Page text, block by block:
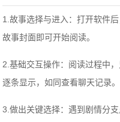
1.故事选择与进入：打开软件
故事封面即可开始阅读。
2.基础交互操作：阅读过程中
逐条显示，如同查看聊天记录。
3.做出关键选择：遇到剧情分